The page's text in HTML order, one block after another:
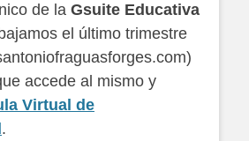
de la Gsuite Educativa
el último trimestre
accede al mismo y
Virtual de
.